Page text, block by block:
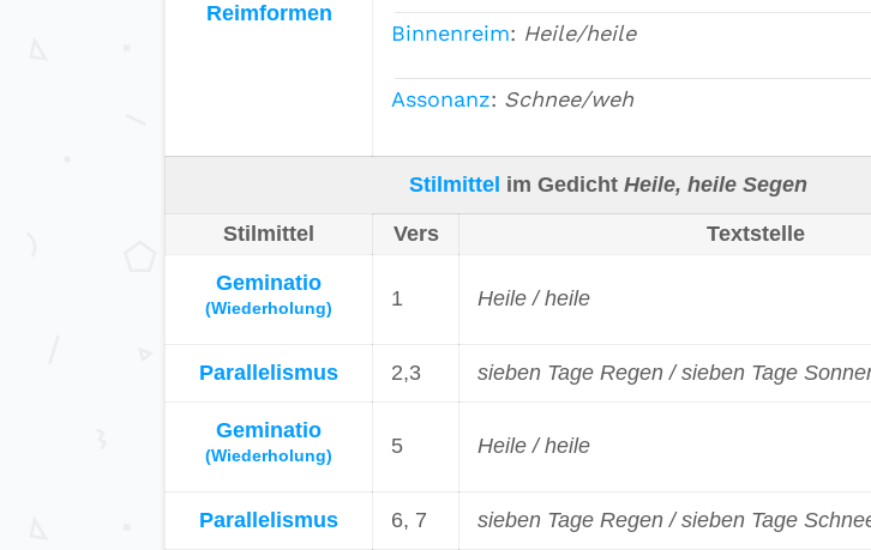
Reimformen
Binnenreim: Heile/heile
Assonanz: Schnee/weh
Stilmittel im Gedicht Heile, heile Segen
Stilmittel Vers Textstelle
Geminatio
(Wiederholung) 1 Heile / heile
Parallelismus 2,3 sieben Tage Regen / sieben Tage
Geminatio
(Wiederholung) 5 Heile / heile
Parallelismus 6, 7 sieben Tage Regen / sieben Tage